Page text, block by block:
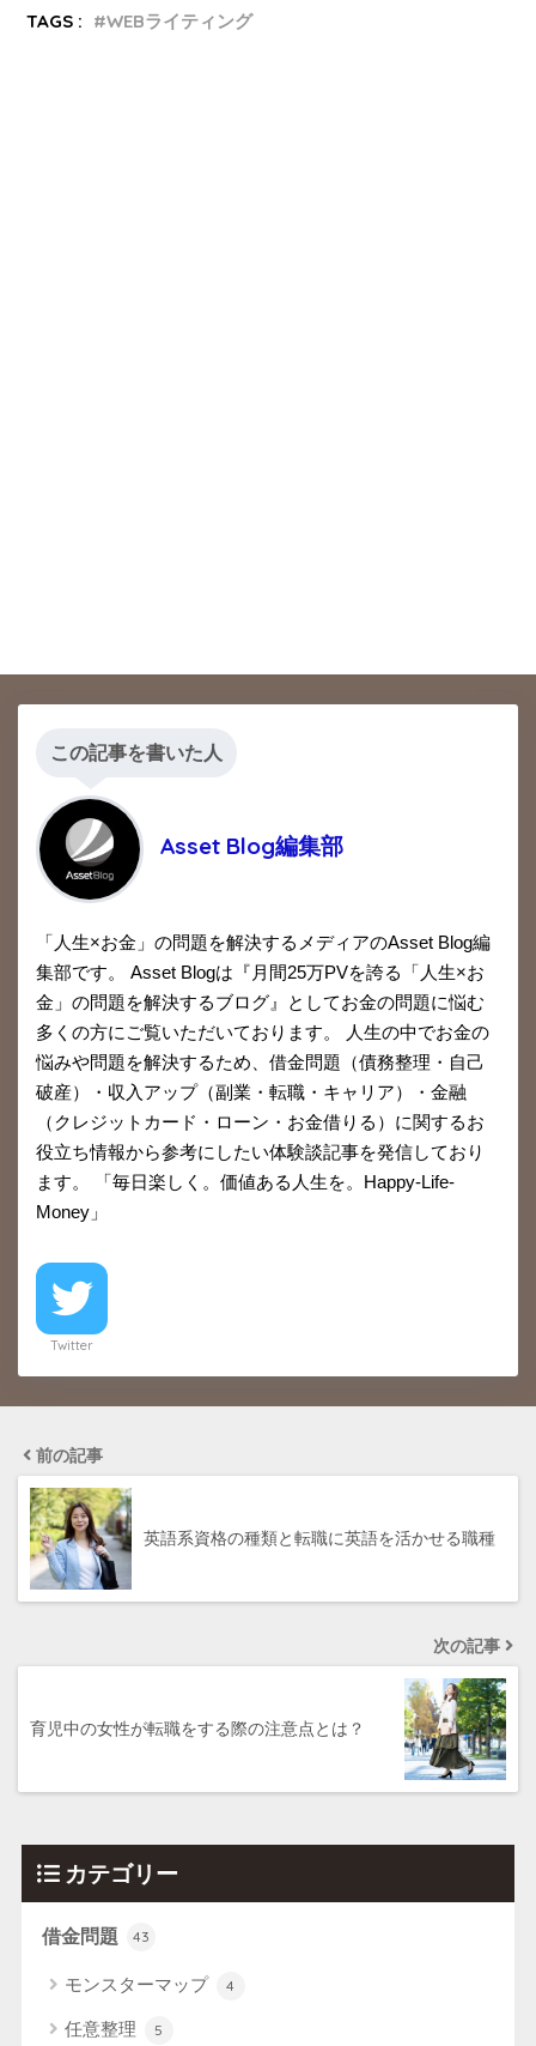
TAGS : WEBライティング
この記事を書いた人
Asset Blog編集部
「人生×お金」の問題を解決するメディアのAsset Blog編
集部です。 Asset Blogは『月間25万PVを誇る「人生×お
金」の問題を解決するブログ』としてお金の問題に悩む
多くの方にご覧いただいております。 人生の中でお金の
悩みや問題を解決するため、借金問題（債務整理・自己
破産）・収入アップ（副業・転職・キャリア）・金融
（クレジットカード・ローン・お金借りる）に関するお
役立ち情報から参考にしたい体験談記事を発信しており
ます。 「毎日楽しく。価値ある人生を。Happy-Life-
Money」
Twitter
前の記事
英語系資格の種類と転職に英語を活かせる職種
次の記事
育児中の女性が転職をする際の注意点とは？
カテゴリー
借金問題 43
モンスターマップ 4
任意整理 5